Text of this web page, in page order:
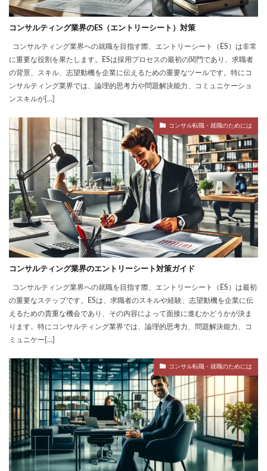
コンサルティング業界のES（エントリーシート）対策
コンサルティング業界への就職を目指す際、エントリーシート（ES）は非常
に重要な役割を果たします。ESは採用プロセスの最初の関門であり、求職者
の背景、スキル、志望動機を企業に伝えるための重要なツールです。特にコ
ンサルティング業界では、論理的思考力や問題解決能力、コミュニケーショ
ンスキルが[…]
コンサル転職・就職のためには
コンサルティング業界のエントリーシート対策ガイド
コンサルティング業界への就職を目指す際、エントリーシート（ES）は最初
の重要なステップです。ESは、求職者のスキルや経験、志望動機を企業に伝
えるための貴重な機会であり、その内容によって面接に進むかどうかが決ま
ります。特にコンサルティング業界では、論理的思考力、問題解決能力、コ
ミュニケー[…]
コンサル転職・就職のためには